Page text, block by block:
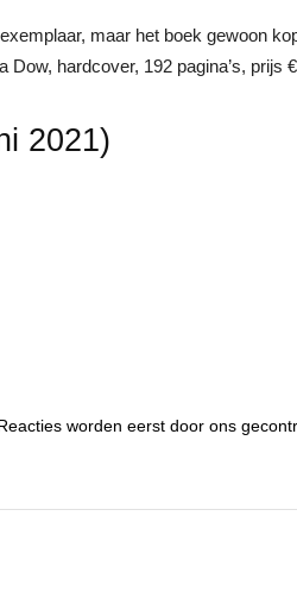
maar het boek gewoon
Dow, hardcover, 192 pagina’s, prijs
2021)
worden eerst door ons